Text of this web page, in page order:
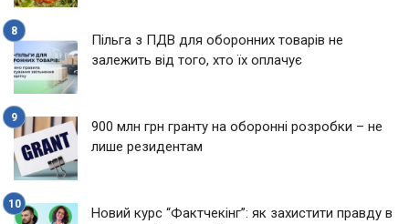
Пільга з ПДВ для оборонних товарів не
залежить від того, хто їх оплачує
900 млн грн гранту на оборонні розробки – не
лише резидентам
Новий курс “Фактчекінг”: як захистити правду в